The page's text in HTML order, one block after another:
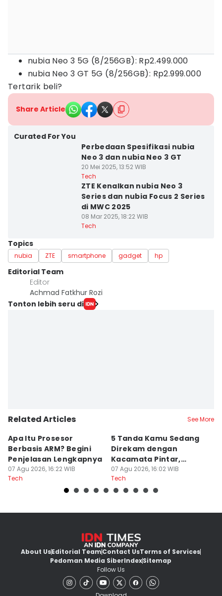
nubia Neo 3 5G (8/256GB): Rp2.499.000
nubia Neo 3 GT 5G (8/256GB): Rp2.999.000
Tertarik beli?
Share Article
Curated For You
Perbedaan Spesifikasi nubia
Neo 3 dan nubia Neo 3 GT
20 Mei 2025, 13:52 WIB
Tech
ZTE Kenalkan nubia Neo 3
Series dan nubia Focus 2 Series
di MWC 2025
08 Mar 2025, 18:22 WIB
Tech
Topics
nubia ZTE smartphone gadget hp
Editorial Team
Editor
Achmad Fatkhur Rozi
Tonton lebih seru di
Related Articles See More
Apa Itu Prosesor
Berbasis ARM? Begini
Penjelasan Lengkapnya
07 Agu 2026, 16:22 WIB
Tech
5 Tanda Kamu Sedang
Direkam dengan
Kacamata Pintar,
Waspada!
07 Agu 2026, 16:02 WIB
Tech
About UsEditorial TeamContact UsTerms of Services
Pedoman Media SiberIndexSitemap
Follow Us